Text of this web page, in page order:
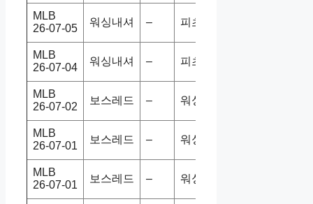
MLB
26-07-05
워싱내셔 – 피츠파이
MLB
26-07-04
워싱내셔 – 피츠파이
MLB
26-07-02
보스레드 – 워싱내셔
MLB
26-07-01
보스레드 – 워싱내셔
MLB
26-07-01
보스레드 – 워싱내셔